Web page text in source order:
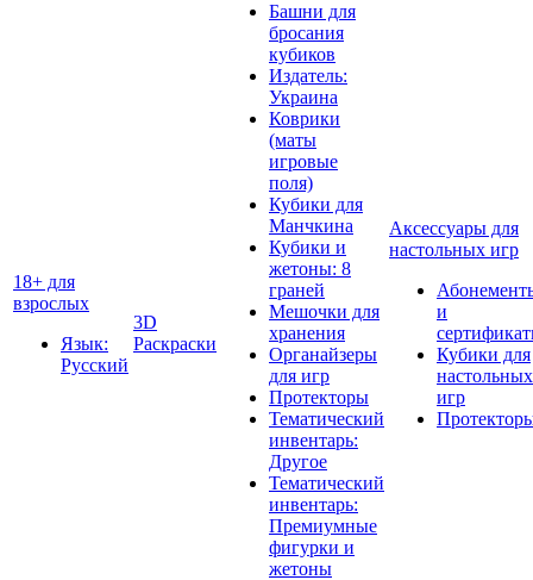
18+ для
взрослых
Язык:
Русский
3D
Раскраски
Башни для
бросания
кубиков
Издатель:
Украина
Коврики
(маты
игровые
поля)
Кубики для
Манчкина
Кубики и
жетоны: 8
граней
Мешочки для
хранения
Органайзеры
для игр
Протекторы
Тематический
инвентарь:
Другое
Тематический
инвентарь:
Премиумные
фигурки и
жетоны
Аксессуары для
настольных игр
и
Кубики для
настольных
игр